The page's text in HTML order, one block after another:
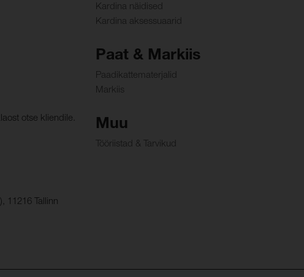
otse kliendile.
11216 Tallinn
Kardina näidised
Kardina aksessuaarid
Paat & Markiis
Paadikattematerjalid
Markiis
Muu
Tööriistad & Tarvikud